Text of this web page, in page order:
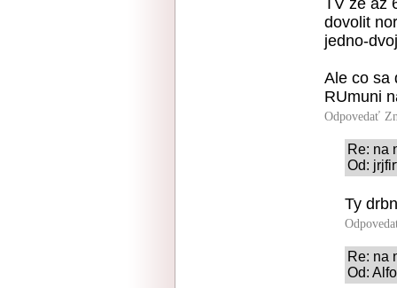
TV ze az
dovolit
jedno-
Ale co sa
RUmuni
Odpovedať
Re: na
Od:
Ty
Re: na
Od: